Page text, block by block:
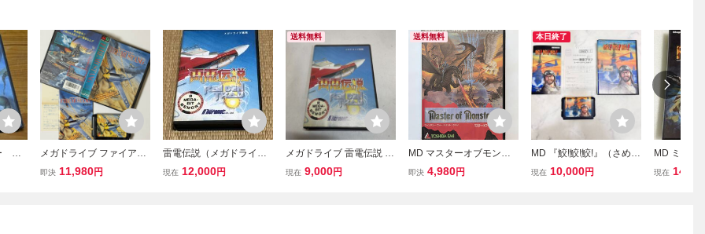
箱
メガドライブ ファイアー
ムスタング はがきあり
即決 11,980円
雷電伝説（メガドライブ
ソフト：動作確認済） 細
現在 12,000円
送料無料
メガドライブ 雷電伝説 R
AIDEN TRAD 8メガビッ
現在 9,000円
送料無料
MD マスターオブモンス
ターズ MASTER OF MON
即決 4,980円
本日終了
MD 『鮫!鮫!鮫!』（さめ!
さめ!さめ!）箱 説明書 ハ
現在 10,000円
MD ミッド
タンス メ
現在